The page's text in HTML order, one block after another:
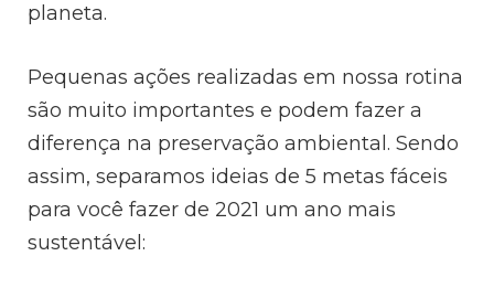
planeta.
Pequenas ações realizadas em nossa rotina
são muito importantes e podem fazer a
diferença na preservação ambiental. Sendo
assim, separamos ideias de 5 metas fáceis
para você fazer de 2021 um ano mais
sustentável: